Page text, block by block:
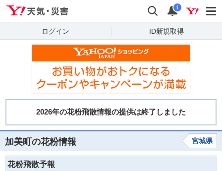
検索 通知
i
ログイン ID新規取得
加美町の花粉情報 宮城県
花粉飛散予報